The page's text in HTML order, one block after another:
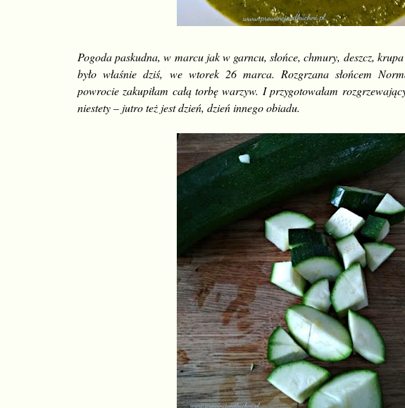
Pogoda paskudna, w marcu jak w garncu, słońce, chmury, deszcz,
było właśnie dziś, we wtorek 26 marca. Rozgrzana słońcem
powrocie zakupiłam całą torbę warzyw. I przygotowałam
niestety – jutro też jest dzień, dzień innego obiadu.